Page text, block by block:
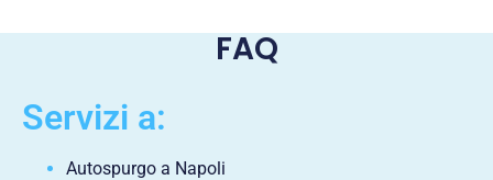
FAQ
Servizi a:
Autospurgo a Napoli